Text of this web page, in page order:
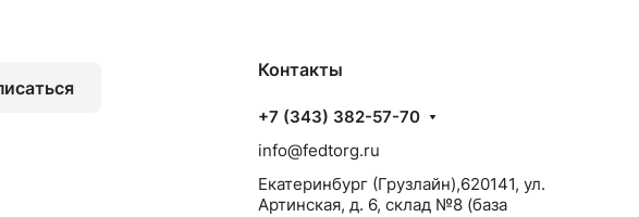
Контакты
+7 (343) 382-57-70
info@fedtorg.ru
Екатеринбург (Грузлайн),620141, ул.
Артинская, д. 6, склад №8 (база